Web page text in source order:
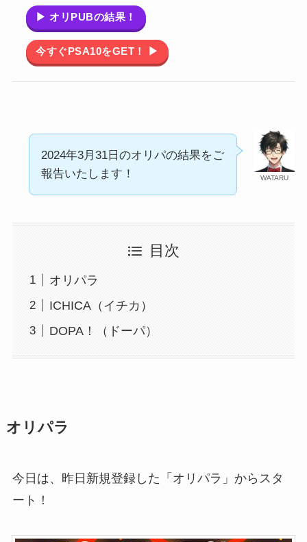
▶ オリPUBの結果！
今すぐPSA10をGET！ ▶
WATARU
2024年3月31日のオリパの結果をご
報告いたします！
目次
オリパラ
ICHICA（イチカ）
DOPA！（ドーパ）
オリパラ
今日は、昨日新規登録した「オリパラ」からスタ
ート！